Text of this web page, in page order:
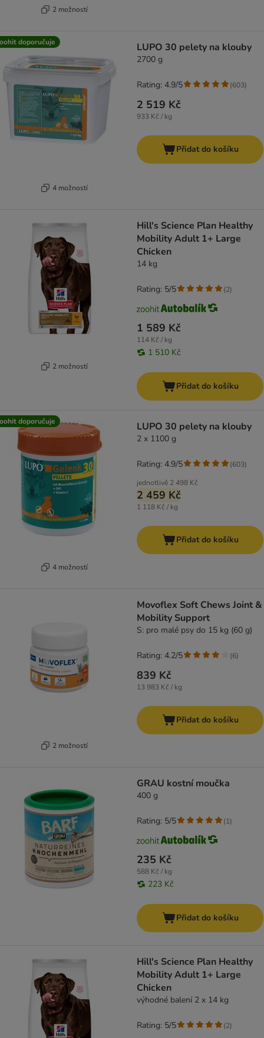
2 možností
doporučuje
4 možností
LUPO 30 pelety na klouby
2700 g
2 519 Kč
933 Kč / kg
Rating: 4.9/5 (603)
Přidat do košíku
2 možností
Hill's Science Plan Healthy
Mobility Adult 1+ Large
Chicken
14 kg
1 589 Kč
114 Kč / kg
1 510 Kč
Rating: 5/5 (2)
Přidat do košíku
doporučuje
4 možností
LUPO 30 pelety na klouby
2 x 1100 g
jednotlivě 2 498 Kč
2 459 Kč
1 118 Kč / kg
Rating: 4.9/5 (603)
Přidat do košíku
2 možností
Movoflex Soft Chews Joint &
Mobility Support
S: pro malé psy do 15 kg (60 g)
839 Kč
13 983 Kč / kg
Rating: 4.2/5 (6)
Přidat do košíku
GRAU kostní moučka
400 g
235 Kč
588 Kč / kg
223 Kč
Rating: 5/5 (1)
Přidat do košíku
Hill's Science Plan Healthy
Mobility Adult 1+ Large
Chicken
výhodné balení 2 x 14 kg
Rating: 5/5 (2)